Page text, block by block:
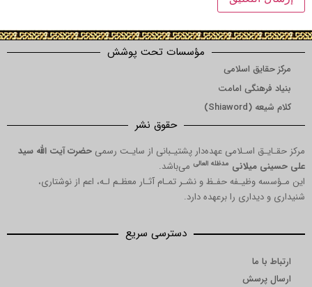
مؤسسات تحت پوشش
مرکز حقایق اسلامی
بنیاد فرهنگی امامت
کلام شیعه (Shiaword)
حقوق نشر
مرکز حقـایـق اسـلامی عهده‌دار پشتیـبانی از سایـت رسمی حضرت آیت الله سید
علی حسینی میلانی مدظله العالی می‌باشد.
این مـؤسسه وظیـفه حفـظ و نشـر تمـام آثـار معظـم لـه، اعم از نوشتاری،
شنیداری و دیداری را برعهده دارد.
دسترسی سریع
ارتباط با ما
ارسال پرسش